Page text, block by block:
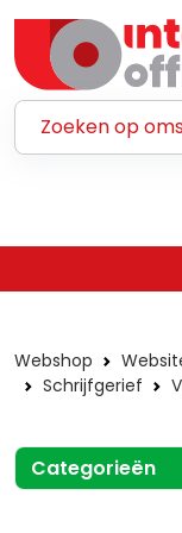
Webshop
Schrijfgerief
Categorieën